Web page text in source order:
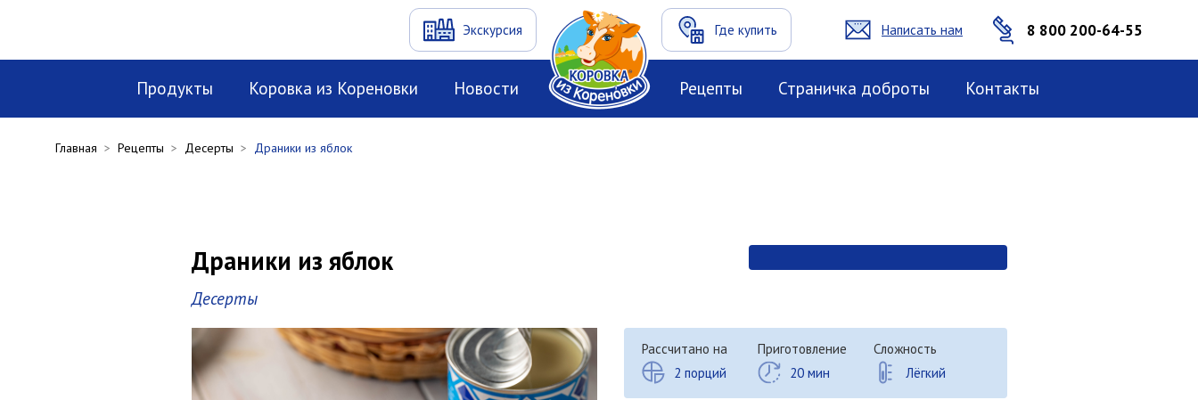
Экскурсия Где купить Написать нам 8 800 200-64-55
Продукты Коровка из Кореновки Новости Рецепты Страничка доброты Контакты
Главная > Рецепты > Десерты > Драники из яблок
Драники из яблок
Десерты
Рассчитано на
2 порций
Приготовление
20 мин
Сложность
Лёгкий